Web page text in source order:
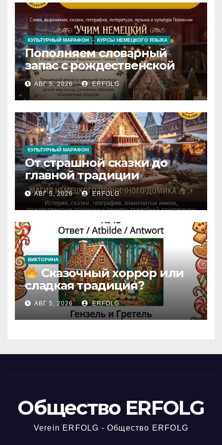
Inspiration
КУЛЬТУРНЫЙ МАРАФОН КУРСЫ НЕМЕЦКОГО ЯЗЫКА
Пополняем словарный
запас с рождественской
сказкой! Учим немецкий
вместе с Lebkuchenhaus
АВГ 5, 2026 ERFOLG
КУЛЬТУРНЫЙ МАРАФОН
От страшной сказки до
главной традиции
Рождества: секреты
немецкого пряничного
домика!
АВГ 5, 2026 ERFOLG
ВИКТОРИНА
Сказочный хоррор или
сладкая традиция?
Открываем секреты
вчерашней викторины!
АВГ 5, 2026 ERFOLG
Общество ERFOLG
Verein ERFOLG - Общество ERFOLG